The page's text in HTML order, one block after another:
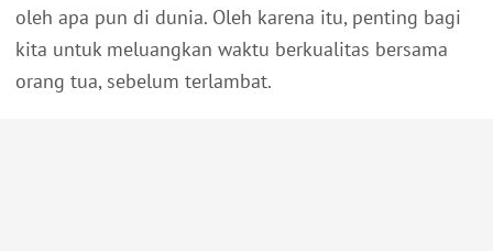
oleh apa pun di dunia. Oleh karena itu, penting bagi
kita untuk meluangkan waktu berkualitas bersama
orang tua, sebelum terlambat.